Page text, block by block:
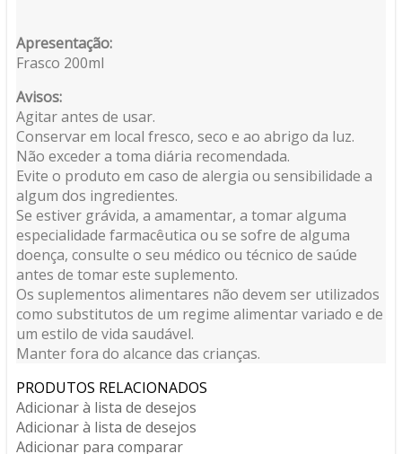
Apresentação:
Frasco 200ml
Avisos:
Agitar antes de usar.
Conservar em local fresco, seco e ao abrigo da luz.
Não exceder a toma diária recomendada.
Evite o produto em caso de alergia ou sensibilidade a
algum dos ingredientes.
Se estiver grávida, a amamentar, a tomar alguma
especialidade farmacêutica ou se sofre de alguma
doença, consulte o seu médico ou técnico de saúde
antes de tomar este suplemento.
Os suplementos alimentares não devem ser utilizados
como substitutos de um regime alimentar variado e de
um estilo de vida saudável.
Manter fora do alcance das crianças.
PRODUTOS RELACIONADOS
Adicionar à lista de desejos
Adicionar à lista de desejos
Adicionar para comparar